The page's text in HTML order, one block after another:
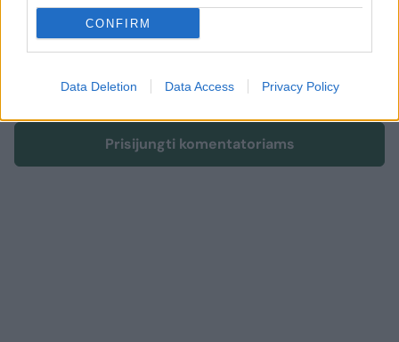
CONFIRM
Data Deletion Data Access Privacy Policy
Prisijunkite prie registruotų vartotojų
bendruomenės ir bendraukite komentaruose!
Rodyti komentarus
Prisijungti komentatoriams